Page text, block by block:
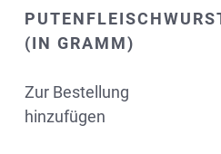
(IN GRAMM)
Zur Bestellung
hinzufügen